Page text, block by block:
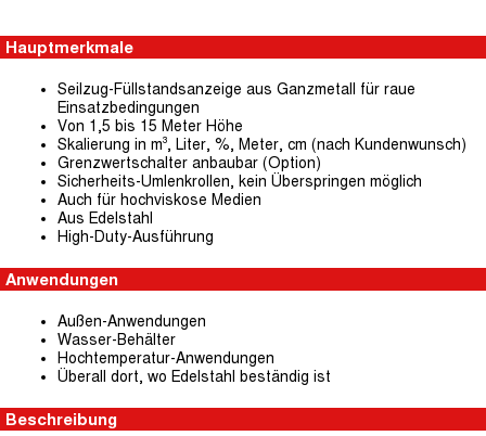
Hauptmerkmale
Seilzug-Füllstandsanzeige aus Ganzmetall für raue
Einsatzbedingungen
Von 1,5 bis 15 Meter Höhe
Skalierung in m³, Liter, %, Meter, cm (nach Kundenwunsch)
Grenzwertschalter anbaubar (Option)
Sicherheits-Umlenkrollen, kein Überspringen möglich
Auch für hochviskose Medien
Aus Edelstahl
High-Duty-Ausführung
Anwendungen
Außen-Anwendungen
Wasser-Behälter
Hochtemperatur-Anwendungen
Überall dort, wo Edelstahl beständig ist
Beschreibung